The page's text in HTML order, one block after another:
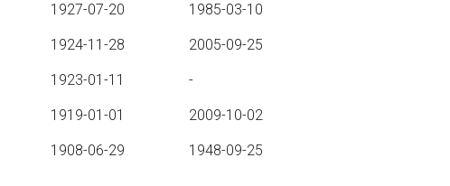
1927-07-20 1985-03-10
1924-11-28 2005-09-25
1923-01-11 -
1919-01-01 2009-10-02
1908-06-29 1948-09-25